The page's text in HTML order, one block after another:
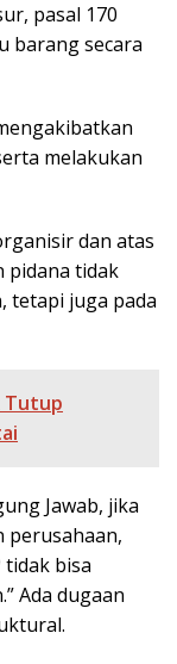
pasal 170
barang secara
melakukan
dan atas
pidana tidak
tetapi juga pada
Tutup
Jawab, jika
perusahaan,
tidak bisa
Ada dugaan